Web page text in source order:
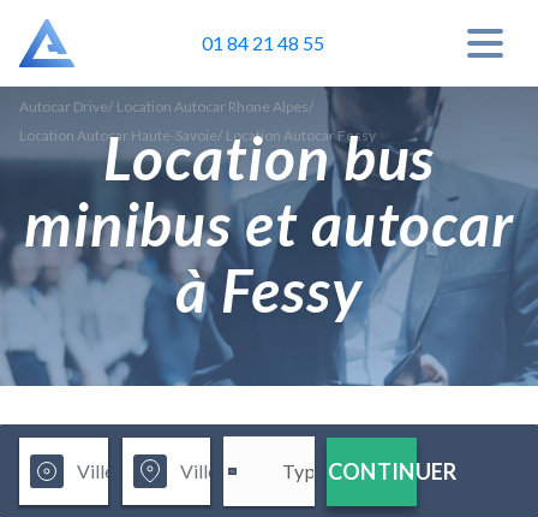
01 84 21 48 55
Autocar Drive/ Location Autocar Rhone Alpes/
Location Autocar Haute-Savoie/ Location Autocar Fessy
Location bus
minibus et autocar
à Fessy
CONTINUER